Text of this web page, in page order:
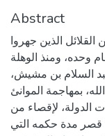
Abstract
القلائل الذين جهروا
وحده، ومنذ الوهلة
السلام بن مشيش،
بمهاجمة الموانئ
الدولة، لإقصاء من
قصر مدة حكمه التي